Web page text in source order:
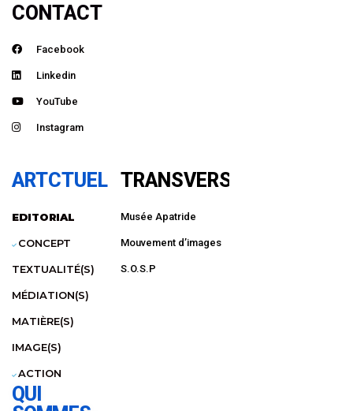
CONTACT
Facebook
Linkedin
YouTube
Instagram
ARTCTUEL
EDITORIAL
CONCEPT
TEXTUALITÉ(S)
MÉDIATION(S)
MATIÈRE(S)
IMAGE(S)
ACTION
TRANSVERSAL
Musée Apatride
Mouvement d’images
S.O.S.P
QUI